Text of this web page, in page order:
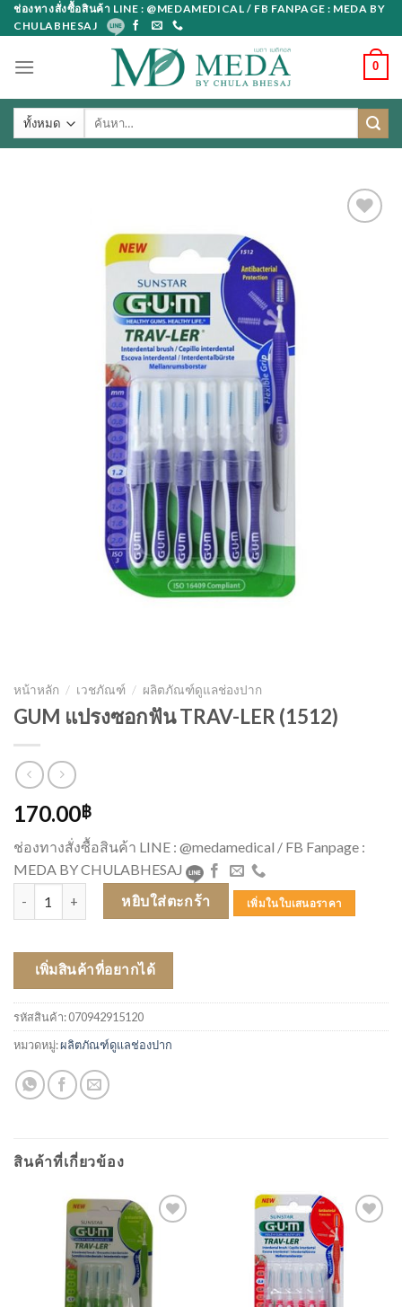
Skip
to
ช่องทางสั่งซื้อสินค้า LINE : @MEDAMEDICAL / FB FANPAGE : MEDA BY
CHULABHESAJ
0
ค้นหา:
หน้าหลัก / เวชภัณฑ์ / ผลิตภัณฑ์ดูแลช่องปาก
GUM แปรงซอกฟัน TRAV-LER (1512)
170.00฿
ช่องทางสั่งซื้อสินค้า LINE : @medamedical / FB Fanpage :
MEDA BY CHULABHESAJ
จำนวน GUM แปรงซอกฟัน TRAV-LER (1512) ชิ้น
หยิบใส่ตะกร้า เพิ่มในใบเสนอราคา
เพิ่มสินค้าที่อยากได้
รหัสสินค้า:070942915120
หมวดหมู่:ผลิตภัณฑ์ดูแลช่องปาก
สินค้าที่เกี่ยวข้อง